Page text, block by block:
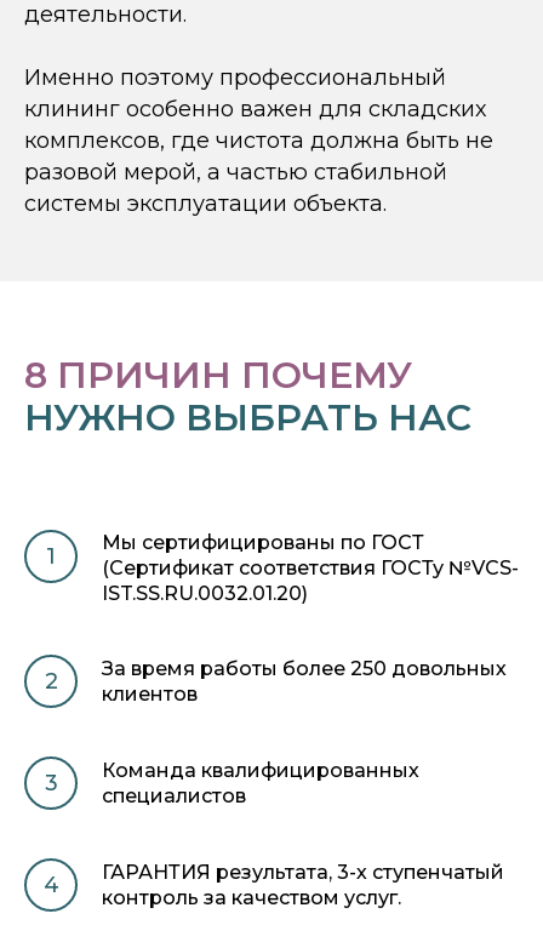
деятельности.
Именно поэтому профессиональный
клининг особенно важен для складских
комплексов, где чистота должна быть не
разовой мерой, а частью стабильной
системы эксплуатации объекта.
8 ПРИЧИН ПОЧЕМУ
НУЖНО ВЫБРАТЬ НАС
Мы сертифицированы по ГОСТ
(Сертификат соответствия ГОСТу №VCS-
IST.SS.RU.0032.01.20)
⁠За время работы более 250 довольных
клиентов
Команда квалифицированных
специалистов
ГАРАНТИЯ результата, 3-х ступенчатый
контроль за качеством услуг.